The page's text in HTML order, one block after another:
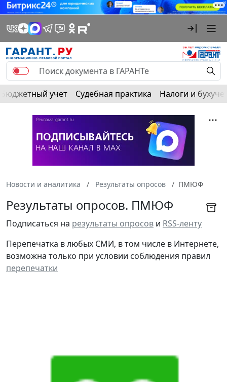
Бюджетный учет Судебная практика Налоги и
Новости и аналитика Результаты опросов ПМЮФ
Результаты опросов. ПМЮФ
Подписаться на результаты опросов и RSS-ленту
Перепечатка в любых СМИ, в том числе в Интернете,
возможна только при условии соблюдения правил
перепечатки